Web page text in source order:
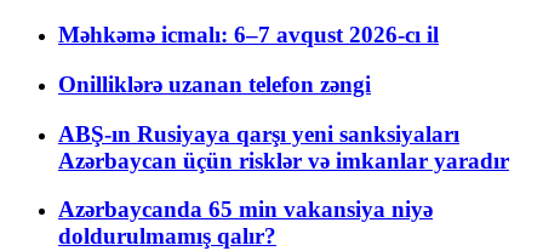
Məhkəmə icmalı: 6–7 avqust 2026-cı il
Onilliklərə uzanan telefon zəngi
ABŞ-ın Rusiyaya qarşı yeni sanksiyaları
Azərbaycan üçün risklər və imkanlar yaradır
Azərbaycanda 65 min vakansiya niyə
doldurulmamış qalır?